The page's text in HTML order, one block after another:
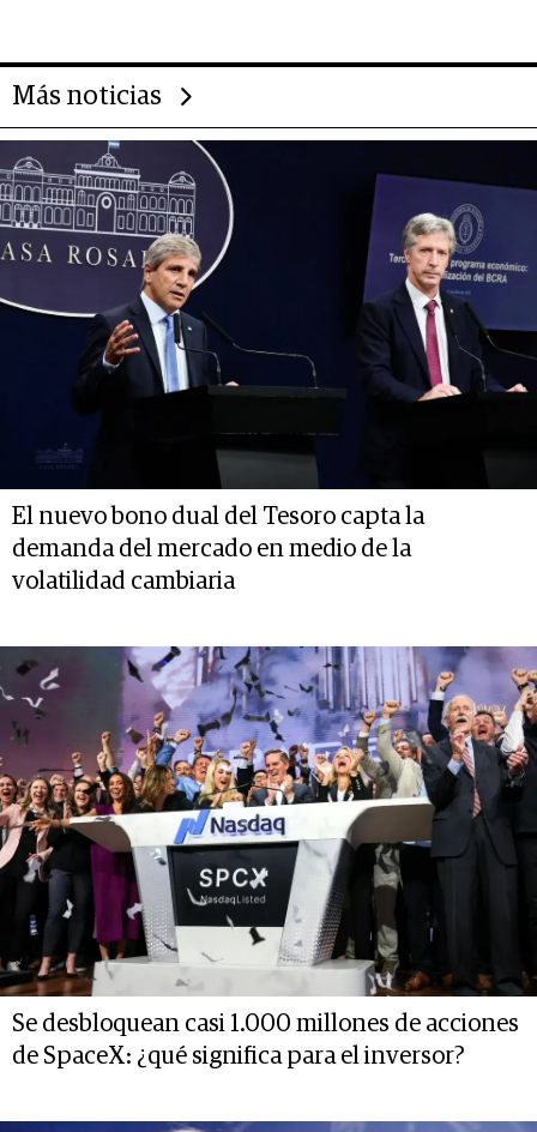
Más noticias
El nuevo bono dual del Tesoro capta la
demanda del mercado en medio de la
volatilidad cambiaria
Se desbloquean casi 1.000 millones de acciones
de SpaceX: ¿qué significa para el inversor?